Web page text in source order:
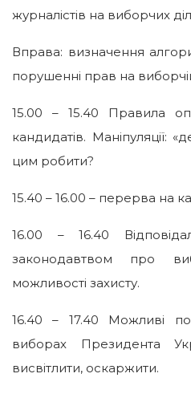
журналістів на виборчих
Вправа: визначення
порушенні прав на
15.00 – 15.40 Правила
кандидатів. Маніпуляції:
цим робити?
15.40 – 16.00 – перерва на
16.00 – 16.40
законодавтвом про
можливості захисту.
16.40 – 17.40 Можливі
виборах Президента
висвітлити, оскаржити.